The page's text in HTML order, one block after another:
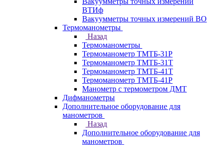
ВТИф
Вакуумметры точных измерений ВО
Термоманометры
Назад
Термоманометры
Термоманометр ТМТБ-31Р
Термоманометр ТМТБ-31Т
Термоманометр ТМТБ-41Т
Термоманометр ТМТБ-41Р
Манометр с термометром ДМТ
Дифманометры
Дополнительное оборудование для
манометров
Назад
Дополнительное оборудование для
манометров